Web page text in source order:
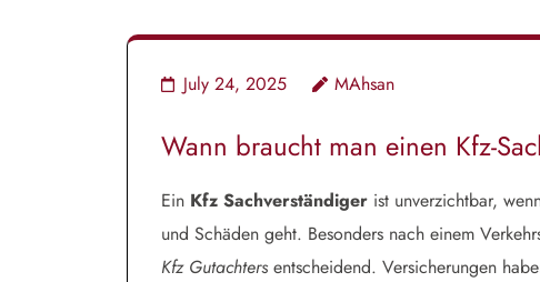
July 24, 2025 MAhsan
Wann braucht man einen Kfz-
Ein Kfz Sachverständiger ist unverzichtbar,
und Schäden geht. Besonders nach einem
Kfz Gutachters entscheidend. Versicherungen